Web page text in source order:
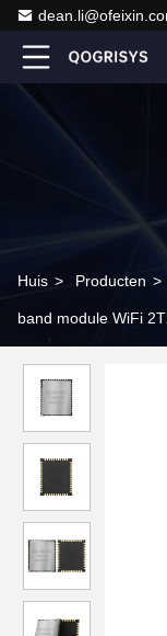
Huis > Producten >
band module WiFi